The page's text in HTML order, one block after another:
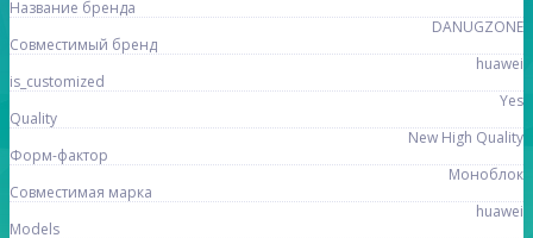
Название бренда
DANUGZONE
Совместимый бренд
huawei
is_customized
Yes
Quality
New High Quality
Форм-фактор
Моноблок
Совместимая марка
huawei
Models